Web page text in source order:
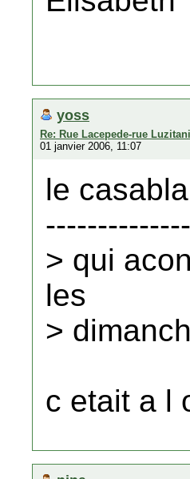
yoss
Re: Rue Lacepede-rue
01 janvier 2006, 11:07
le
> qui
les
>
c etait a l